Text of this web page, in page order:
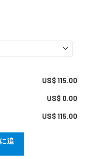
US$ 115.00
US$ 0.00
US$ 115.00
追